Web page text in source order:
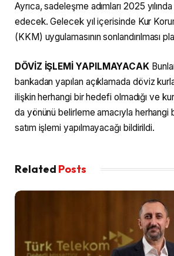
Ayrıca, sadeleşme adımları 2025
edecek. Gelecek yıl içerisinde Kur
(KKM) uygulamasının sonlandırılması
DÖVİZ İŞLEMİ YAPILMAYACAK
bankadan yapılan açıklamada döviz
ilişkin herhangi bir hedefi olmadığı ve
da yönünü belirleme amacıyla herhangi
satım işlemi yapılmayacağı bildirildi.
Related Posts